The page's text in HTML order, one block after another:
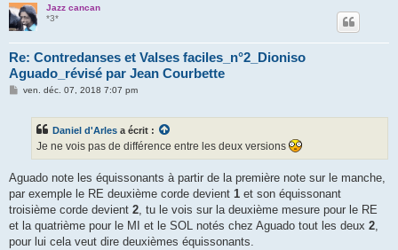
Jazz cancan
*3*
Re: Contredanses et Valses faciles_n°2_Dioniso
Aguado_révisé par Jean Courbette
Mven. déc. 07, 2018 7:07 pm
Daniel d'Arles a écrit :
Je ne vois pas de différence entre les deux versions
Aguado note les équissonants à partir de la première note sur le manche,
par exemple le RE deuxième corde devient 1 et son équissonant
troisième corde devient 2, tu le vois sur la deuxième mesure pour le RE
et la quatrième pour le MI et le SOL notés chez Aguado tout les deux 2,
pour lui cela veut dire deuxièmes équissonants.